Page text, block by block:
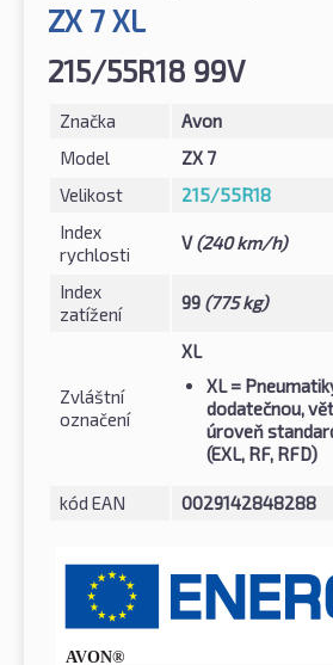
ZX 7 XL
215/55R18 99V
Značka
Avon
Model
ZX 7
Velikost
215/55R18
Index
rychlosti
V(240 km/h)
Index
zatížení
99 (775 kg)
Zvláštní
označení
XL
XL=
dodatečnou,
úroveň
(EXL, RF, RFD)
kód EAN 0029142848288